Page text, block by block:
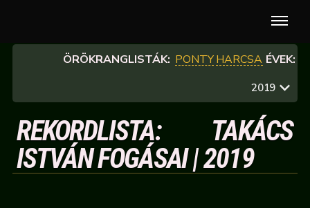
ÖRÖKRANGLISTÁK: PONTYHARCSA ÉVEK:
2019
REKORDLISTA: TAKÁCS
ISTVÁN FOGÁSAI | 2019